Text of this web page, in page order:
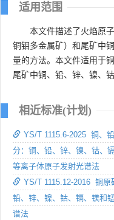
适用范围
本文件描述了火焰原
铜钼多金属矿）和尾矿中
量的方法。本文件适用于
尾矿中铜、铅、锌、镍、
相近标准(计划)
YS/T 1115.6-2025 铜、
分：铜、铅、锌、镍、钴、
等离子体原子发射光谱法
YS/T 1115.12-2016 铜原
铅、锌、镍、钴、镉、镁和
谱法